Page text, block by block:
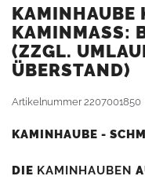
KAMINHAUBE
KAMINMASS:
ZZGL.
BERSTAND)
Artikelnummer2207001850
KAMINHAUBE -
DIE KAMINHAUBEN